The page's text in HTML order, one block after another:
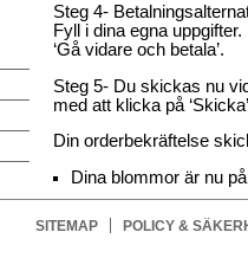
Steg 4-
Fyll i dina egna
‘Gå vidare och betala’.
Steg 5- Du skickas nu
med att klicka på
Din orderbekräftelse
Dina blommor är nu
SITEMAP POLICY &